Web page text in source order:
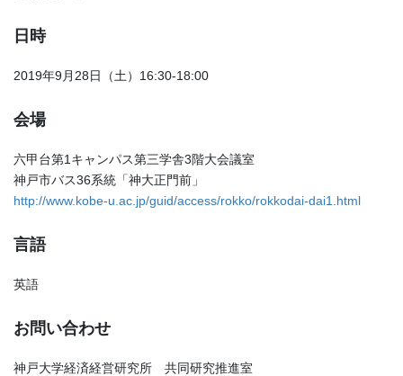
日時
2019年9月28日（土）16:30-18:00
会場
六甲台第1キャンパス第三学舎3階大会議室
神戸市バス36系統「神大正門前」
http://www.kobe-u.ac.jp/guid/access/rokko/rokkodai-dai1.html
言語
英語
お問い合わせ
神戸大学経済経営研究所 共同研究推進室